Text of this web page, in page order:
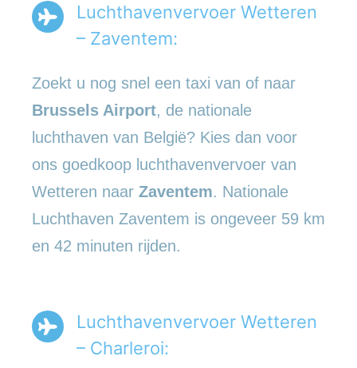
Luchthavenvervoer Wetteren
– Zaventem:
Zoekt u nog snel een taxi van of naar
Brussels Airport, de nationale
luchthaven van België? Kies dan voor
ons goedkoop luchthavenvervoer van
Wetteren naar Zaventem. Nationale
Luchthaven Zaventem is ongeveer 59 km
en 42 minuten rijden.
Luchthavenvervoer Wetteren
– Charleroi: